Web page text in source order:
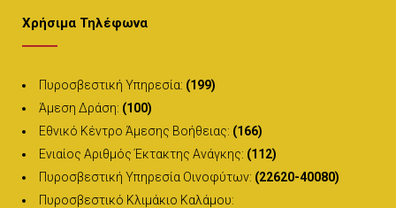
Χρήσιμα Τηλέφωνα
Πυροσβεστική Υπηρεσία: (199)
Άμεση Δράση: (100)
Εθνικό Κέντρο Άμεσης Βοήθειας: (166)
Ενιαίος Αριθμός Έκτακτης Ανάγκης: (112)
Πυροσβεστική Υπηρεσία Οινοφύτων: (22620-40080)
Πυροσβεστικό Κλιμάκιο Καλάμου: